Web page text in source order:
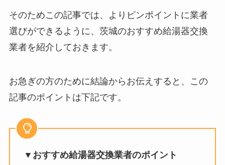
そのためこの記事では、よりピンポイントに業者
選びができるように、茨城のおすすめ給湯器交換
業者を紹介しておきます。
お急ぎの方のために結論からお伝えすると、この
記事のポイントは下記です。
▼おすすめ給湯器交換業者のポイント